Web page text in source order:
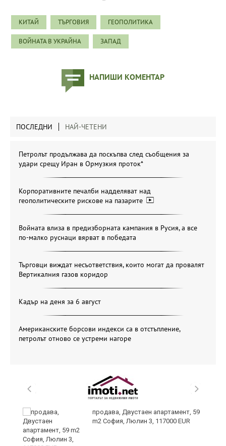
КИТАЙ ТЪРГОВИЯ ГЕОПОЛИТИКА
ВОЙНАТА В УКРАЙНА ЗАПАД
НАПИШИ КОМЕНТАР
ПОСЛЕДНИ НАЙ-ЧЕТЕНИ
Петролът продължава да поскъпва след съобщения за
удари срещу Иран в Ормузкия проток*
Корпоративните печалби надделяват над
геополитическите рискове на пазарите
Войната влиза в предизборната кампания в Русия, а все
по-малко руснаци вярват в победата
Търговци виждат несъответствия, които могат да провалят
Вертикалния газов коридор
Кадър на деня за 6 август
Американските борсови индекси са в отстъпление,
петролът отново се устреми нагоре
продава, Двустаен апартамент, 59
m2 София, Люлин 3, 117000 EUR